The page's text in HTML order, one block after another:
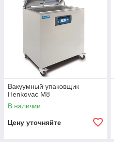
Вакуумный упаковщик
Henkovac M8
В наличии
Цену уточняйте